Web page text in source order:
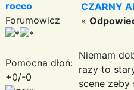
rocco
Forumowicz
Pomocna dłoń:
+0/-0
CZARNY
«
Niemam
razy to
scene